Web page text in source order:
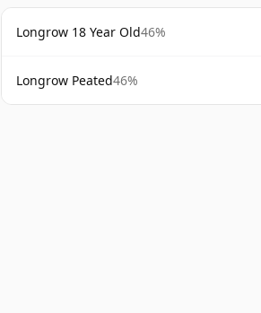
Longrow 18 Year Old46%
Longrow Peated46%